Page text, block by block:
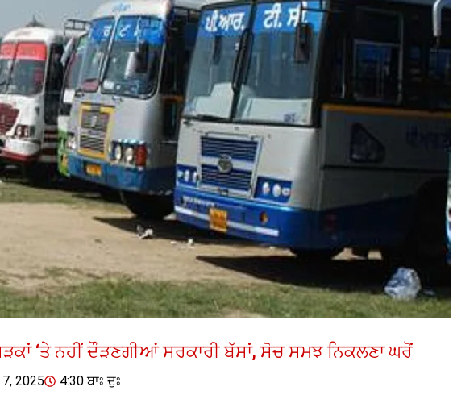
‘ਤੇ ਨਹੀਂ ਦੌੜਣਗੀਆਂ ਸਰਕਾਰੀ ਬੱਸਾਂ, ਸੋਚ ਸਮਝ ਨਿਕਲਣਾ ਘਰੋਂ
2025
4:30 ਬਾਃ ਦੁਃ